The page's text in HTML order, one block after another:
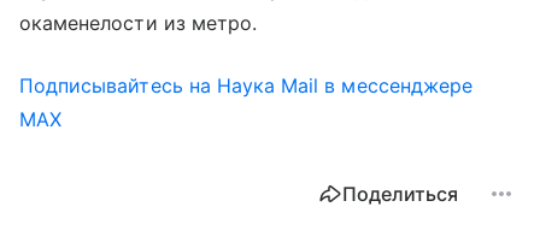
окаменелости из метро.
Подписывайтесь на Наука Mail в мессенджере
MAX
Поделиться